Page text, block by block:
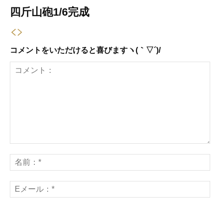
四斤山砲1/6完成
コメントをいただけると喜びますヽ(｀▽´)/